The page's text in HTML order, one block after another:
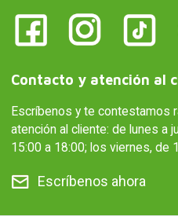
Contacto y atención al
Escríbenos y te contestamos
atención al cliente: de lunes a
15:00 a 18:00; los viernes, de
Escríbenos ahora